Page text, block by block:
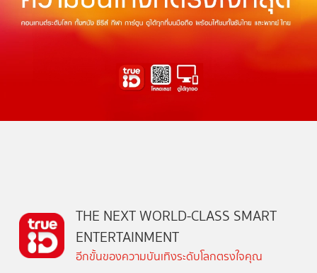
THE NEXT WORLD-CLASS SMART
ENTERTAINMENT
อีกขั้นของความบันเทิงระดับโลกตรงใจคุณ